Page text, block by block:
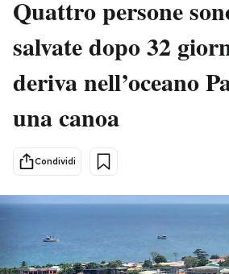
Italia
Politica
Tecnologia
Scienza
Cultura
Economia
Sport
PODCAST
Quattro persone
salvate dopo 32
deriva nell’oceano
una canoa
Condividi